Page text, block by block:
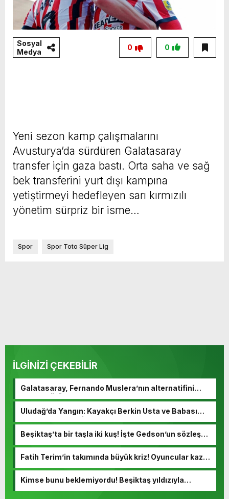
Sosyal
Medya
0
0
Yeni sezon kamp çalışmalarını
Avusturya’da sürdüren Galatasaray
transfer için gaza bastı. Orta saha ve sağ
bek transferini yurt dışı kampına
yetiştirmeyi hedefleyen sarı kırmızılı
yönetim sürpriz bir isme…
Spor Spor Toto Süper Lig
İLGİNİZİ ÇEKEBİLİR
Galatasaray, Fernando Muslera’nın alternatifini
buldu! Görüşmeler başladı
Uludağ’da Yangın: Kayakçı Berkin Usta ve Babası
Hayatını Kaybetti
Beşiktaş’ta bir taşla iki kuş! İşte Gedson’un sözleşme
Fatih Terim’in takımında büyük kriz! Oyuncular kazan
Kimse bunu beklemiyordu! Beşiktaş yıldızıyla